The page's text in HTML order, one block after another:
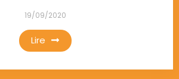
19/09/2020
Lire